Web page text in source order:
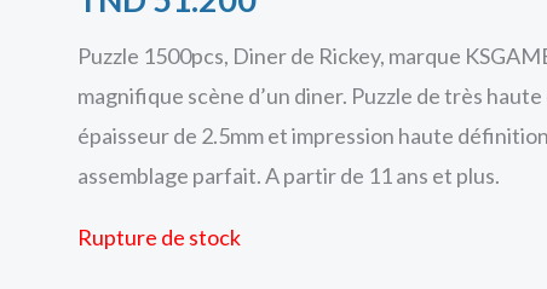
Puzzle 1500pcs, Diner de Rickey, marque
magnifique scène d’un diner. Puzzle de très
épaisseur de 2.5mm et impression haute
assemblage parfait. A partir de 11 ans et plus.
Rupture de stock